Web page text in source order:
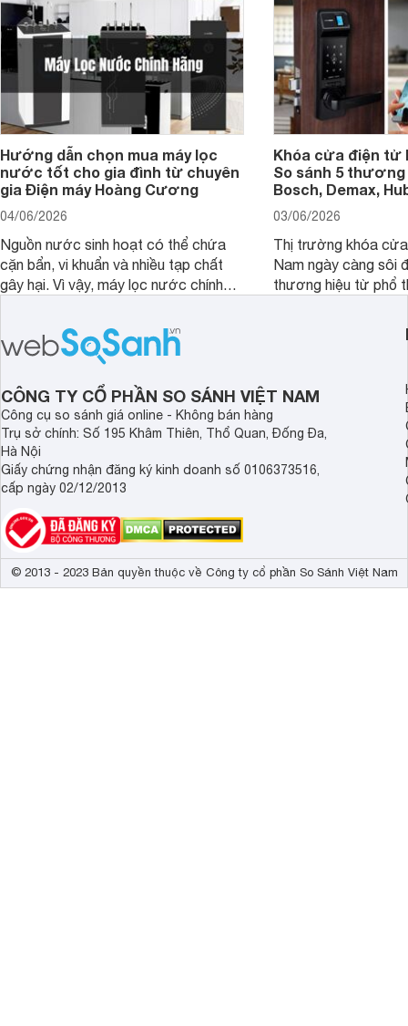
Hướng dẫn chọn mua máy lọc
nước tốt cho gia đình từ chuyên
gia Điện máy Hoàng Cương
04/06/2026
Nguồn nước sinh hoạt có thể chứa
cặn bẩn, vi khuẩn và nhiều tạp chất
gây hại. Vì vậy, máy lọc nước chính
sạch cho cả gia đình.
Khóa cửa điện tử
So sánh 5 thương
Bosch, Demax,
03/06/2026
Thị trường khóa
Nam ngày càng sôi
thương hiệu từ phổ
sẽ so sánh 5
Demax, Hubert và
CÔNG TY CỔ PHẦN SO SÁNH VIỆT NAM
Công cụ so sánh giá online - Không bán hàng
Trụ sở chính: Số 195 Khâm Thiên, Thổ Quan, Đống Đa,
Hà Nội
Giấy chứng nhận đăng ký kinh doanh số 0106373516,
cấp ngày 02/12/2013
© 2013 - 2023 Bản quyền thuộc về Công ty cổ phần So Sánh Việt Nam